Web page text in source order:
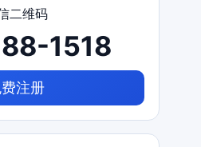
1518
注册